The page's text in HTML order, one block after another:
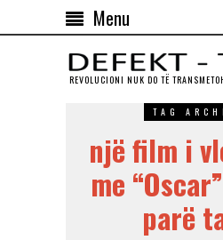
Menu
REVOLUCIONI NUK DO TЁ
TAG
një film i
me
parë